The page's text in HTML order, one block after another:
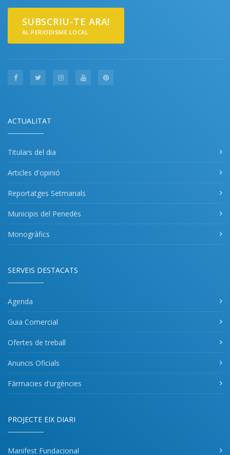
SUBSCRIU-TE ARA!
AL PERIODISME LOCAL
ACTUALITAT
Titulars del dia
Articles d'opinió
Reportatges Setmanals
Municipis del Penedès
Monogràfics
SERVEIS DESTACATS
Agenda
Guia Comercial
Ofertes de treball
Anuncis Oficials
Fàrmacies d'urgències
PROJECTE EIX DIARI
Manifest Fundacional